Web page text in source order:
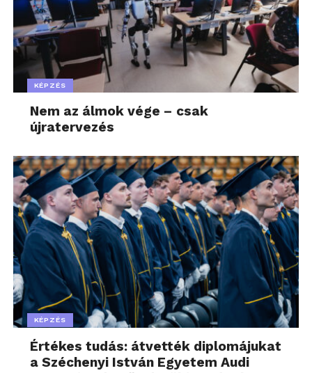
KÉPZÉS
Nem az álmok vége – csak
újratervezés
KÉPZÉS
Értékes tudás: átvették diplomájukat
a Széchenyi István Egyetem Audi